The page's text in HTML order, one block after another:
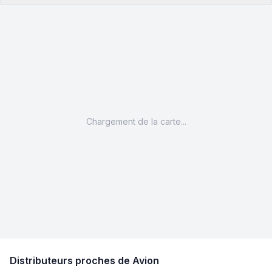
Distributeurs proches de Avion
Chargement de la carte...